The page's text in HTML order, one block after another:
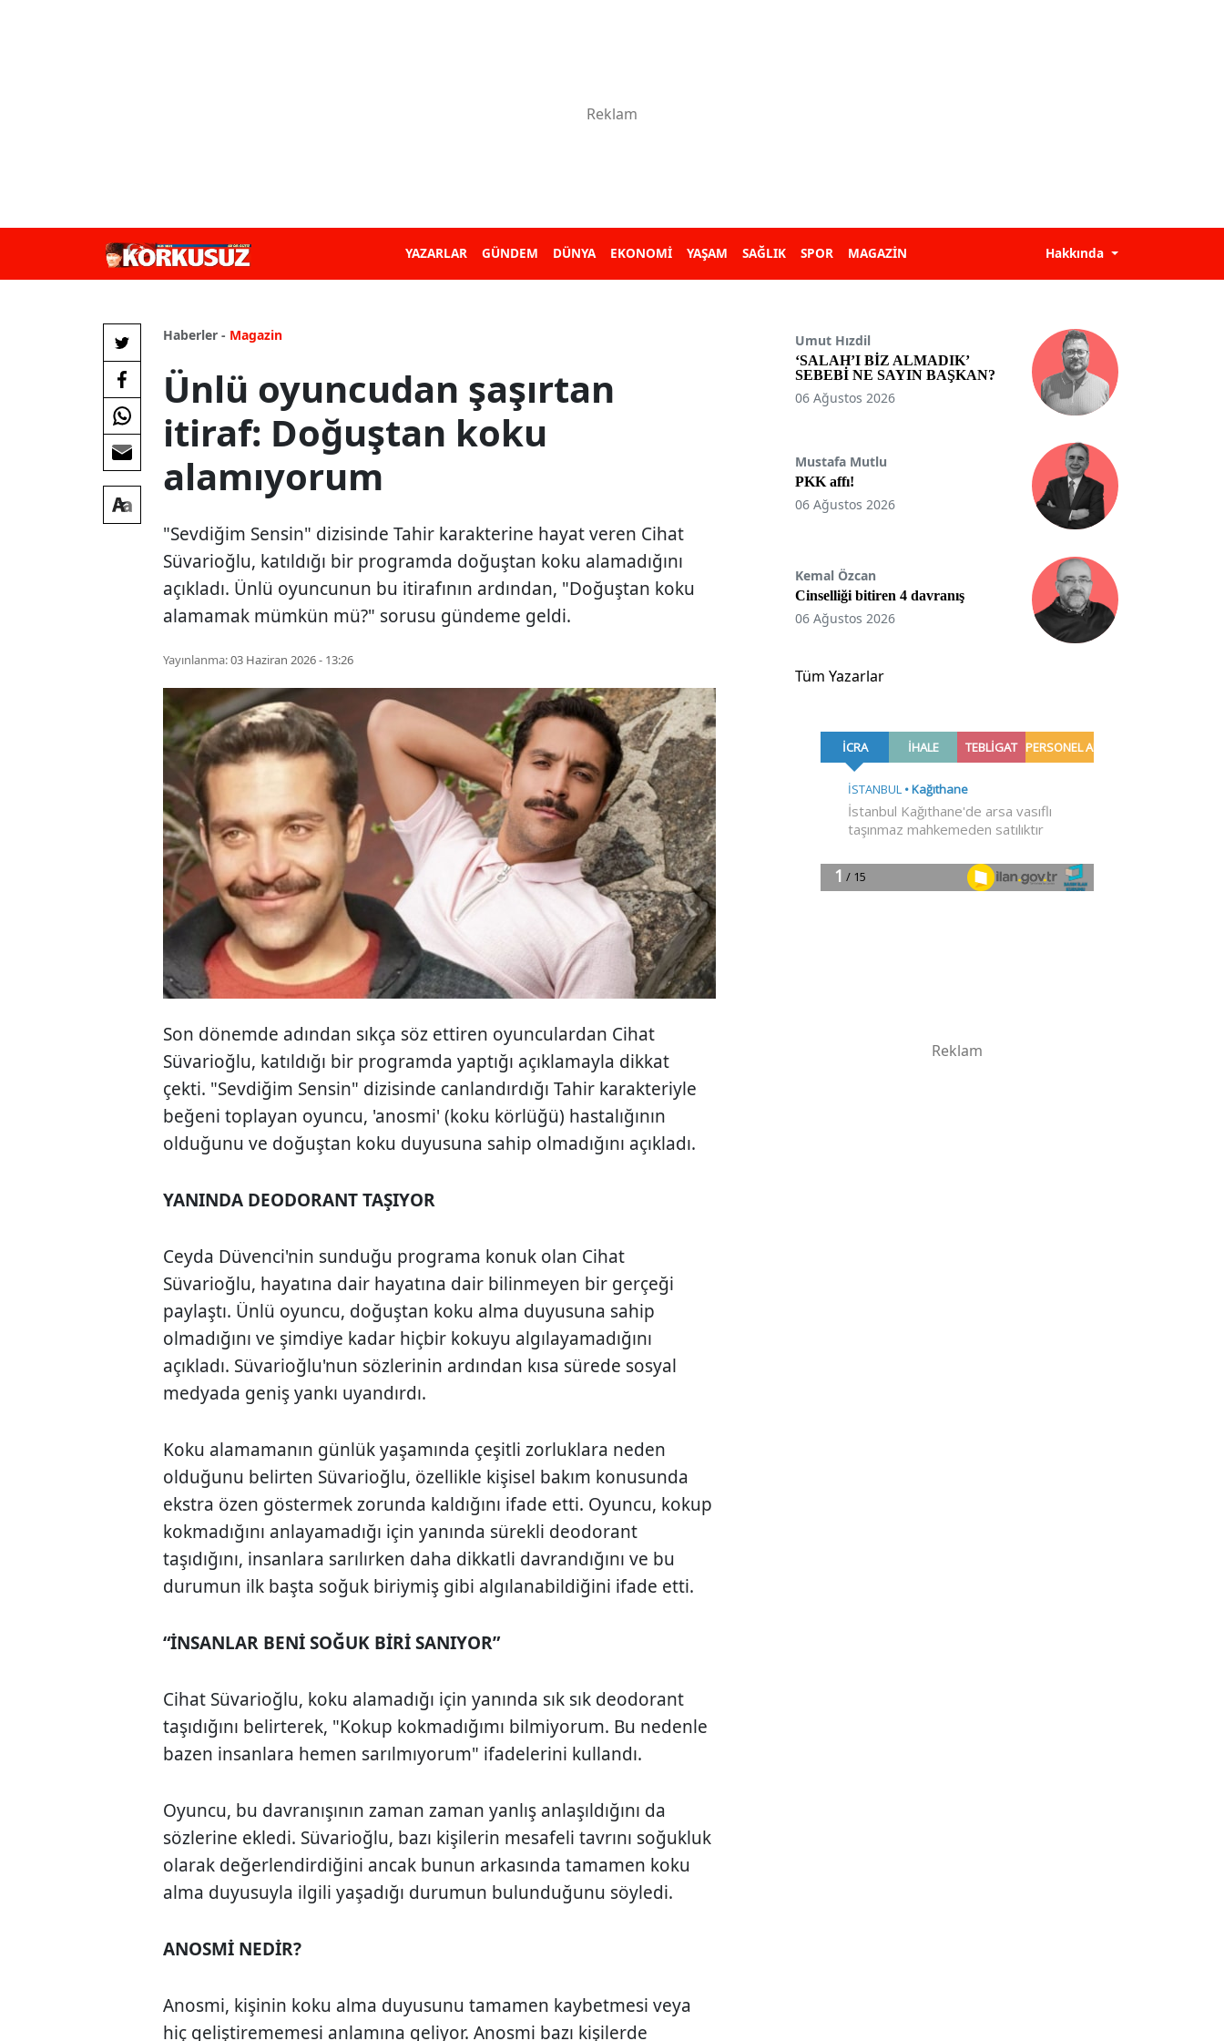
YAZARLAR GÜNDEM DÜNYA EKONOMİ YAŞAM SAĞLIK SPOR MAGAZİN Hakkında
Haberler - Magazin
Ünlü oyuncudan şaşırtan
itiraf: Doğuştan koku
alamıyorum
"Sevdiğim Sensin" dizisinde Tahir karakterine hayat veren Cihat
Süvarioğlu, katıldığı bir programda doğuştan koku alamadığını
açıkladı. Ünlü oyuncunun bu itirafının ardından, "Doğuştan koku
alamamak mümkün mü?" sorusu gündeme geldi.
Yayınlanma:03 Haziran 2026 - 13:26
Son dönemde adından sıkça söz ettiren oyunculardan Cihat
Süvarioğlu, katıldığı bir programda yaptığı açıklamayla dikkat
çekti. "Sevdiğim Sensin" dizisinde canlandırdığı Tahir karakteriyle
beğeni toplayan oyuncu, 'anosmi' (koku körlüğü) hastalığının
olduğunu ve doğuştan koku duyusuna sahip olmadığını açıkladı.
YANINDA DEODORANT TAŞIYOR
Ceyda Düvenci'nin sunduğu programa konuk olan Cihat
Süvarioğlu, hayatına dair hayatına dair bilinmeyen bir gerçeği
paylaştı. Ünlü oyuncu, doğuştan koku alma duyusuna sahip
olmadığını ve şimdiye kadar hiçbir kokuyu algılayamadığını
açıkladı. Süvarioğlu'nun sözlerinin ardından kısa sürede sosyal
medyada geniş yankı uyandırdı.
Koku alamamanın günlük yaşamında çeşitli zorluklara neden
olduğunu belirten Süvarioğlu, özellikle kişisel bakım konusunda
ekstra özen göstermek zorunda kaldığını ifade etti. Oyuncu, kokup
kokmadığını anlayamadığı için yanında sürekli deodorant
taşıdığını, insanlara sarılırken daha dikkatli davrandığını ve bu
durumun ilk başta soğuk biriymiş gibi algılanabildiğini ifade etti.
“İNSANLAR BENİ SOĞUK BİRİ SANIYOR”
Cihat Süvarioğlu, koku alamadığı için yanında sık sık deodorant
taşıdığını belirterek, "Kokup kokmadığımı bilmiyorum. Bu nedenle
bazen insanlara hemen sarılmıyorum" ifadelerini kullandı.
Oyuncu, bu davranışının zaman zaman yanlış anlaşıldığını da
sözlerine ekledi. Süvarioğlu, bazı kişilerin mesafeli tavrını soğukluk
olarak değerlendirdiğini ancak bunun arkasında tamamen koku
alma duyusuyla ilgili yaşadığı durumun bulunduğunu söyledi.
ANOSMİ NEDİR?
Anosmi, kişinin koku alma duyusunu tamamen kaybetmesi veya
hiç geliştirememesi anlamına geliyor. Anosmi bazı kişilerde
Umut Hızdil
‘SALAH’I BİZ ALMADIK’
SEBEBİ NE SAYIN BAŞKAN?
06 Ağustos 2026
Mustafa Mutlu
PKK affı!
06 Ağustos 2026
Kemal Özcan
Cinselliği bitiren 4 davranış
06 Ağustos 2026
Tüm Yazarlar